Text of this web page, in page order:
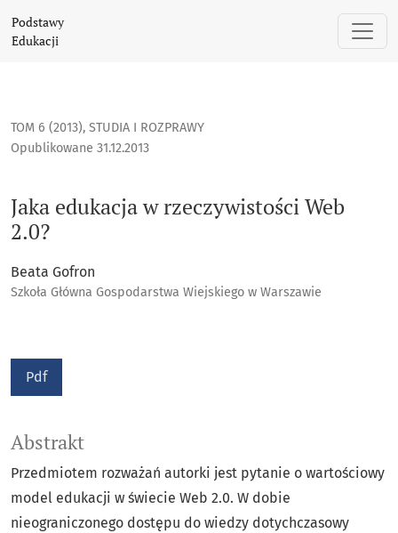
Podstawy
Edukacji
TOM 6 (2013), STUDIA I ROZPRAWY
Jaka edukacja w rzeczywistości Web
2.0?
Opublikowane 31.12.2013
Beata Gofron
Szkoła Główna Gospodarstwa Wiejskiego w Warszawie
Pdf
Abstrakt
Przedmiotem rozważań autorki jest pytanie o wartościowy
model edukacji w świecie Web 2.0. W dobie
nieograniczonego dostępu do wiedzy dotychczasowy